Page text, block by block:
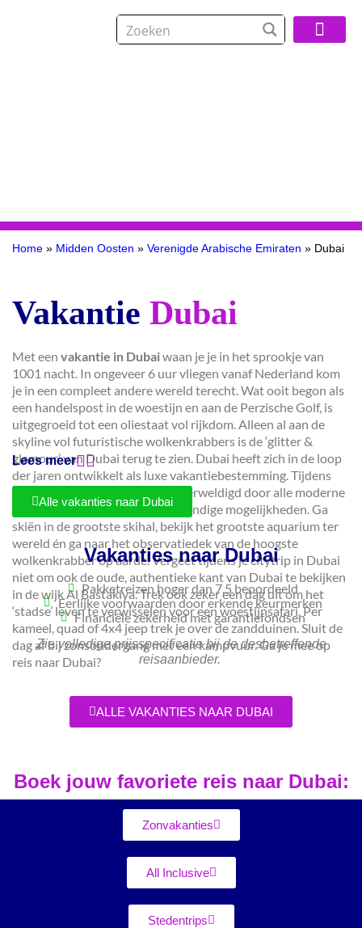
Home » Midden Oosten » Verenigde Arabische Emiraten » Dubai
Vakantie Dubai
Met een vakantie in Dubaiwaan je je in het sprookje van
1001 nacht. In ongeveer 6 uur vliegen vanaf Nederland kom
je in een compleet andere wereld terecht. Wat ooit begon als
een handelspost in de woestijn en aan de Perzische Golf, is
uitgegroeid tot een oliestaat vol rijkdom. Alleen al aan de
skyline vol futuristische wolkenkrabbers is de ‘glitter &
glamour’ van Dubai terug te zien. Dubai heeft zich in de loop
der jaren ontwikkelt als luxe vakantiebestemming. Tijdens
een vakantie in Dubai raak je overweldigd door alle moderne
bezienswaardigheden en de oneindige mogelijkheden. Ga
skiën in de grootste skihal, bekijk het grootste aquarium ter
wereld én ga naar het observatiedek van de hoogste
wolkenkrabber op aarde. Vergeet tijdens je citytrip in Dubai
niet om ook de oude, authentieke kant van Dubai te bekijken
in de wijk Al Bastakiya. Trek ook zeker een dag uit om het
‘stadse’ leven te verwisselen voor een woestijnsafari. Per
kameel, quad of 4x4 jeep trek je over de zandduinen. Sluit de
dag af bij zonsondergang met een kampvuur. Ga je mee op
reis naar Dubai?
Lees meer
Alle vakanties naar Dubai
Vakanties naar Dubai
Pakketreizen hoger dan 7,5 beoordeeld
Eerlijke voorwaarden door erkende keurmerken
Financiële zekerheid met garantiefondsen
Zie volledige prijsspecificatie bij de desbetreffende
reisaanbieder.
ALLE VAKANTIES NAAR DUBAI
Boek jouw favoriete reis naar Dubai:
Zonvakanties
All Inclusive
Stedentrips